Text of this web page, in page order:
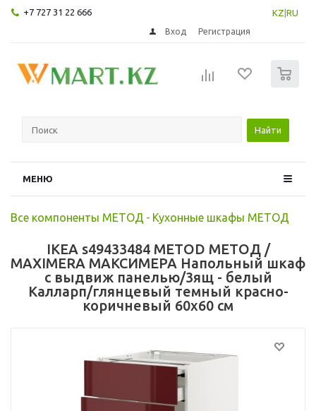
+7 727 31 22 666 KZ RU
Вход Регистрация
Найти
МЕНЮ
Все компоненты МЕТОД - Кухонные шкафы МЕТОД
IKEA s49433484 METOD МЕТОД /
MAXIMERA МАКСИМЕРА Напольный шкаф
с выдвиж панелью/3ящ - белый
Калларп/глянцевый темный красно-
коричневый 60x60 см